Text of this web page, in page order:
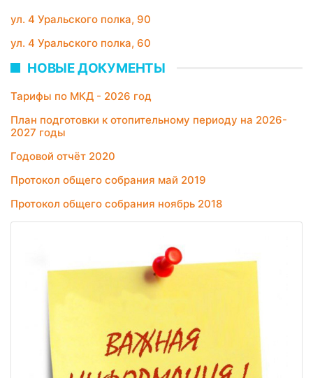
ул. 4 Уральского полка, 90
ул. 4 Уральского полка, 60
НОВЫЕ ДОКУМЕНТЫ
Тарифы по МКД - 2026 год
План подготовки к отопительному периоду на 2026-
2027 годы
Годовой отчёт 2020
Протокол общего собрания май 2019
Протокол общего собрания ноябрь 2018